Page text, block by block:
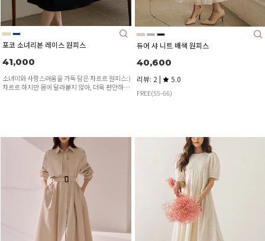
포코 소녀리본 레이스 원피스
41,000
소녀미와 사랑스러움을 가득 담은 차르르 원피스:)
차르르 하지만 몸에 달라붙지 않아, 더욱 편안하게
듀어 샤 니트 배색 원피스
40,600
리뷰: 2 | 5.0
FREE(55-66)